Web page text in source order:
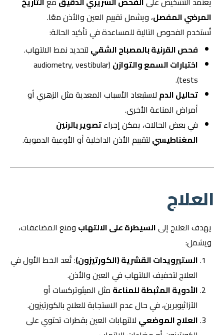
المرضي المفصل، ويشمل تقييم العين والأذن معًا.
تُستخدم الفحوص التالية للمساعدة في تأكيد الحالة:
فحص القرنية بالمصباح الشقي لتحديد نمط الالتهاب.
اختبارات السمع والتوازن (audiometry, vestibular
tests).
تحاليل الدم لاستبعاد الأسباب المعدية مثل الزهري أو
أمراض المناعة الأخرى.
في بعض الحالات، يمكن إجراءتصوير بالرنين
المغناطيسي لتقييم الأذن الداخلية أو الأوعية الدموية.
العلاج
يهدف العلاج إلىالسيطرة على الالتهاب ومنع المضاعفات،
ويشمل:
الستيرويدات القشرية (الكورتيزون): تُعد الخط الأول في
العلاج لتخفيف الالتهاب في العين والأذن.
الأدوية المثبطة للمناعة مثل الميثوتركسات أو
الآزاثيوبرين، في حال عدم الاستجابة للعلاج بالكورتيزون.
العلاج الموضعي لالتهابات العين بقطرات تحتوي على